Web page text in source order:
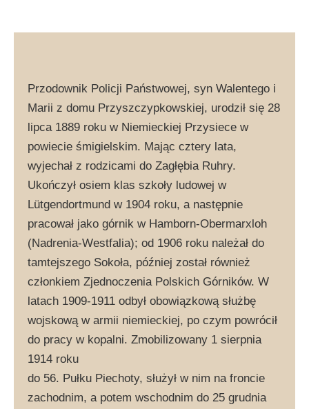
Przodownik Policji Państwowej, syn Walentego i
Marii z domu Przyszczypkowskiej, urodził się 28
lipca 1889 roku w Niemieckiej Przysiece w
powiecie śmigielskim. Mając cztery lata,
wyjechał z rodzicami do Zagłębia Ruhry.
Ukończył osiem klas szkoły ludowej w
Lütgendortmund w 1904 roku, a następnie
pracował jako górnik w Hamborn-Obermarxloh
(Nadrenia-Westfalia); od 1906 roku należał do
tamtejszego Sokoła, później został również
członkiem Zjednoczenia Polskich Górników. W
latach 1909-1911 odbył obowiązkową służbę
wojskową w armii niemieckiej, po czym powrócił
do pracy w kopalni. Zmobilizowany 1 sierpnia
1914 roku
do 56. Pułku Piechoty, służył w nim na froncie
zachodnim, a potem wschodnim do 25 grudnia